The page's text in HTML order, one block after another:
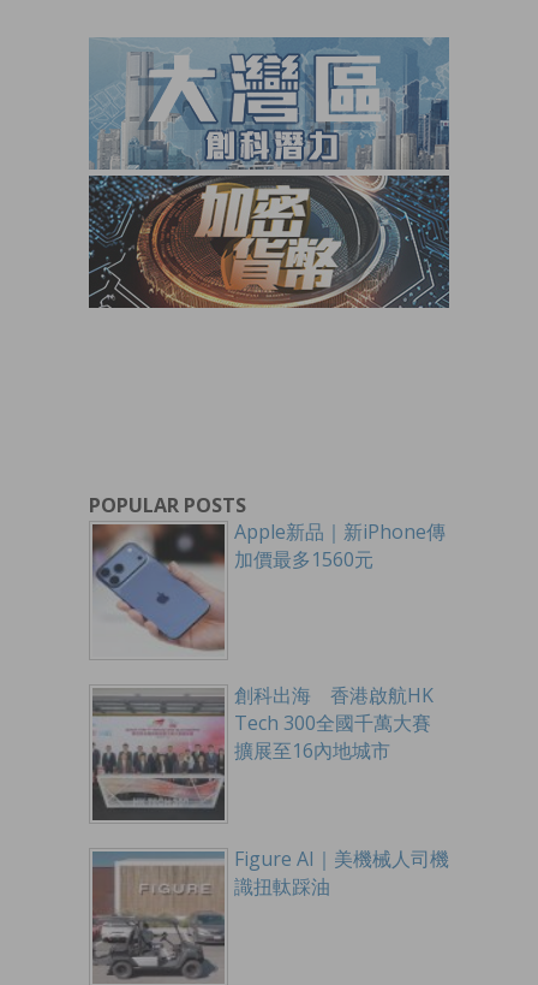
POPULAR POSTS
Apple新品｜新iPhone傳
加價最多1560元
創科出海 香港啟航HK
Tech 300全國千萬大賽
擴展至16內地城市
Figure AI｜美機械人司機
識扭軚踩油